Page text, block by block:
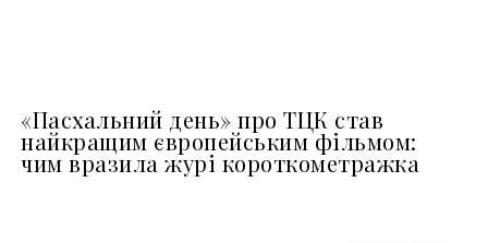
«Пасхальний день» про ТЦК став
найкращим європейським фільмом:
чим вразила журі короткометражка